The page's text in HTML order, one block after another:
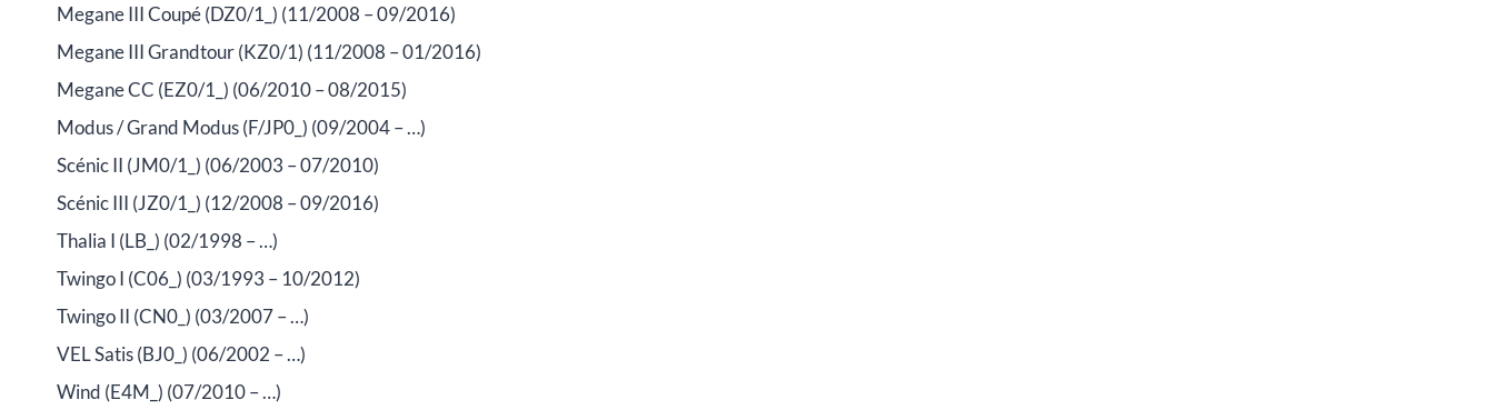
Megane III Coupé (DZ0/1_) (11/2008 – 09/2016)
Megane III Grandtour (KZ0/1) (11/2008 – 01/2016)
Megane CC (EZ0/1_) (06/2010 – 08/2015)
Modus / Grand Modus (F/JP0_) (09/2004 – …)
Scénic II (JM0/1_) (06/2003 – 07/2010)
Scénic III (JZ0/1_) (12/2008 – 09/2016)
Thalia I (LB_) (02/1998 – …)
Twingo I (C06_) (03/1993 – 10/2012)
Twingo II (CN0_) (03/2007 – …)
VEL Satis (BJ0_) (06/2002 – …)
Wind (E4M_) (07/2010 – …)